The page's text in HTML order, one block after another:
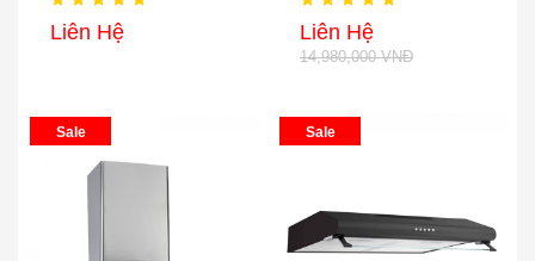
Liên Hệ Liên Hệ
14,980,000 VNĐ
Sale Sale